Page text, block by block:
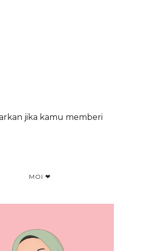
jika kamu memberi
MOI ❤